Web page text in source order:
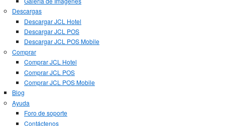
Descargas
Descargar JCL Hotel
Descargar JCL POS
Descargar JCL POS Mobile
Comprar
Comprar JCL Hotel
Comprar JCL POS
Comprar JCL POS Mobile
Blog
Ayuda
Foro de soporte
Contáctenos